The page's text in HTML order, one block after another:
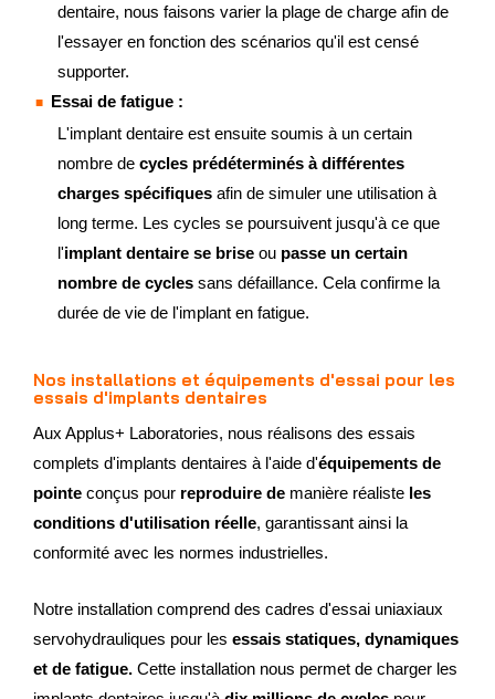
dentaire, nous faisons varier la plage de charge afin de
l'essayer en fonction des scénarios qu'il est censé
supporter.
Essai de fatigue :
L'implant dentaire est ensuite soumis à un certain
nombre de cycles prédéterminés à différentes
charges spécifiques afin de simuler une utilisation à
long terme. Les cycles se poursuivent jusqu'à ce que
l'implant dentaire se brise ou passe un certain
nombre de cycles sans défaillance. Cela confirme la
durée de vie de l'implant en fatigue.
Nos installations et équipements d'essai pour les
essais d'implants dentaires
Aux Applus+ Laboratories, nous réalisons des essais
complets d'implants dentaires à l'aide d'équipements de
pointe conçus pour reproduire de manière réaliste les
conditions d'utilisation réelle, garantissant ainsi la
conformité avec les normes industrielles.
Notre installation comprend des cadres d'essai uniaxiaux
servohydrauliques pour les essais statiques, dynamiques
et de fatigue. Cette installation nous permet de charger les